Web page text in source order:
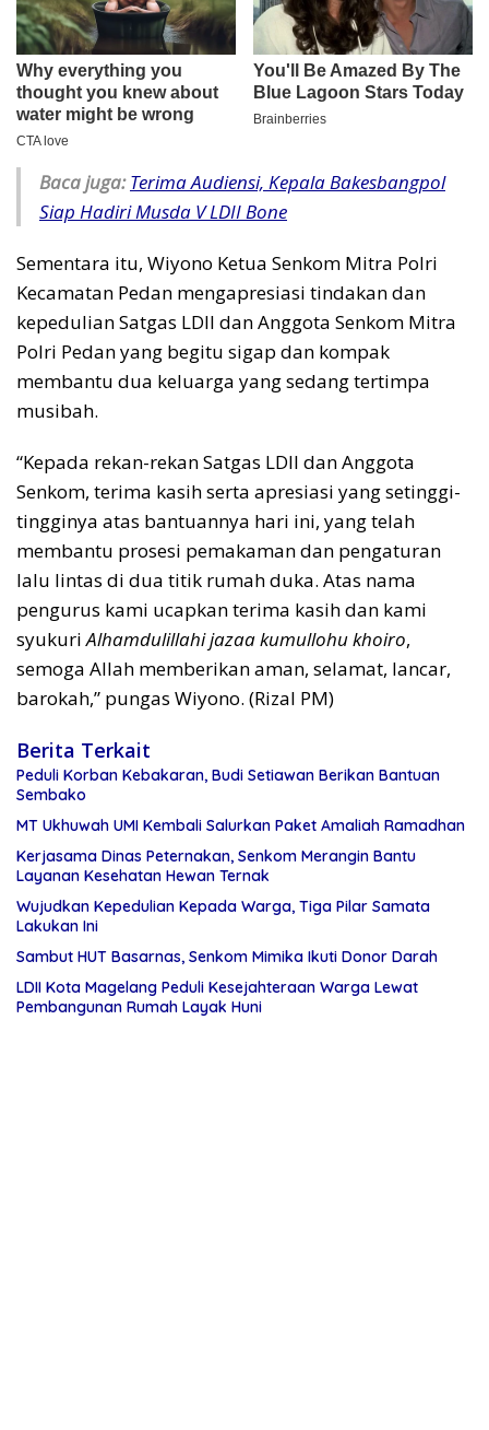
Baca juga: Terima Audiensi, Kepala Bakesbangpol
Siap Hadiri Musda V LDII Bone
Sementara itu, Wiyono Ketua Senkom Mitra Polri
Kecamatan Pedan mengapresiasi tindakan dan
kepedulian Satgas LDII dan Anggota Senkom Mitra
Polri Pedan yang begitu sigap dan kompak
membantu dua keluarga yang sedang tertimpa
musibah.
“Kepada rekan-rekan Satgas LDII dan Anggota
Senkom, terima kasih serta apresiasi yang setinggi-
tingginya atas bantuannya hari ini, yang telah
membantu prosesi pemakaman dan pengaturan
lalu lintas di dua titik rumah duka. Atas nama
pengurus kami ucapkan terima kasih dan kami
syukuriAlhamdulillahi jazaa kumullohu khoiro,
semoga Allah memberikan aman, selamat, lancar,
barokah,” pungas Wiyono. (Rizal PM)
Berita Terkait
Peduli Korban Kebakaran, Budi Setiawan Berikan Bantuan
Sembako
MT Ukhuwah UMI Kembali Salurkan Paket Amaliah Ramadhan
Kerjasama Dinas Peternakan, Senkom Merangin Bantu
Layanan Kesehatan Hewan Ternak
Wujudkan Kepedulian Kepada Warga, Tiga Pilar Samata
Lakukan Ini
Sambut HUT Basarnas, Senkom Mimika Ikuti Donor Darah
LDII Kota Magelang Peduli Kesejahteraan Warga Lewat
Pembangunan Rumah Layak Huni